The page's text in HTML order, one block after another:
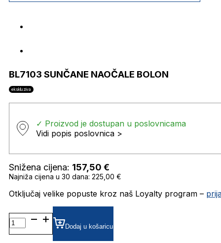
BL7103 SUNČANE NAOČALE BOLON
ekskluziva
✓ Proizvod je dostupan u poslovnicama
Vidi popis poslovnica >
Snižena cijena: 157,50 €
Najniža cijena u 30 dana: 225,00 €
Otključaj velike popuste kroz naš Loyalty program –
BL7103 SUNČANE
NAOČALE
BOLON
Dodaj u košaricu